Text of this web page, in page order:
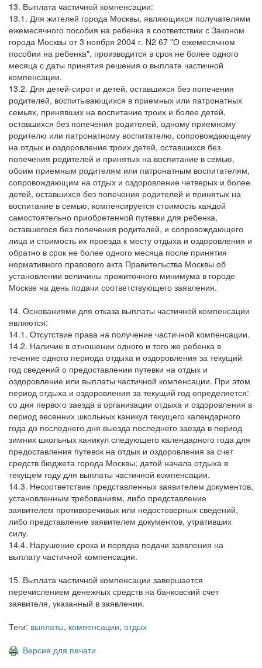
13. Выплата частичной компенсации:
13.1. Для жителей города Москвы, являющихся получателями
ежемесячного пособия на ребенка в соответствии с Законом
города Москвы от 3 ноября 2004 г. N2 67 "О ежемесячном
пособии на ребенка", производится в срок не более одного
месяца с даты принятия решения о выплате частичной
компенсации.
13.2. Для детей-сирот и детей, оставшихся без попечения
родителей, воспитывающихся в приемных или патронатных
семьях, принявших на воспитание троих и более детей,
оставшихся без попечения родителей, одному приемному
родителю или патронатному воспитателю, сопровождающему
на отдых и оздоровление троих детей, оставшихся без
попечения родителей и принятых на воспитание в семью,
обоим приемным родителям или патронатным воспитателям,
сопровождающим на отдых и оздоровление четверых и более
детей, оставшихся без попечения родителей и принятых на
воспитание в семью, компенсируется стоимость каждой
самостоятельно приобретенной путевки для ребенка,
оставшегося без попечения родителей, и сопровождающего
лица и стоимость их проезда к месту отдыха и оздоровления и
обратно в срок не более одного месяца после принятия
нормативного правового акта Правительства Москвы об
установлении величины прожиточного минимума в городе
Москве на день подачи соответствующего заявления.
14. Основаниями для отказа выплаты частичной компенсации
являются:
14.1. Отсутствие права на получение частичной компенсации.
14.2. Наличие в отношении одного и того же ребенка в
течение одного периода отдыха и оздоровления за текущий
год сведений о предоставлении путевки на отдых и
оздоровление или выплаты частичной компенсации. При этом
период отдыха и оздоровления за текущий год определяется:
со дня первого заезда в организации отдыха и оздоровления в
период весенних школьных каникул текущего календарного
года до последнего дня выезда последнего заезда в период
зимних школьных каникул следующего календарного года для
предоставления путевок на отдых и оздоровления за счет
средств бюджета города Москвы; датой начала отдыха в
текущем году для выплаты частичной компенсации.
14.3. Несоответствие представленных заявителем документов,
установленным требованиям, либо представление
заявителем противоречивых или недостоверных сведений,
либо представление заявителем документов, утративших
силу.
14.4. Нарушение срока и порядка подачи заявления на
выплату частичной компенсации.
15. Выплата частичной компенсации завершается
перечислением денежных средств на банковский счет
заявителя, указанный в заявлении.
Теги: выплаты, компенсации, отдых
Версия для печати